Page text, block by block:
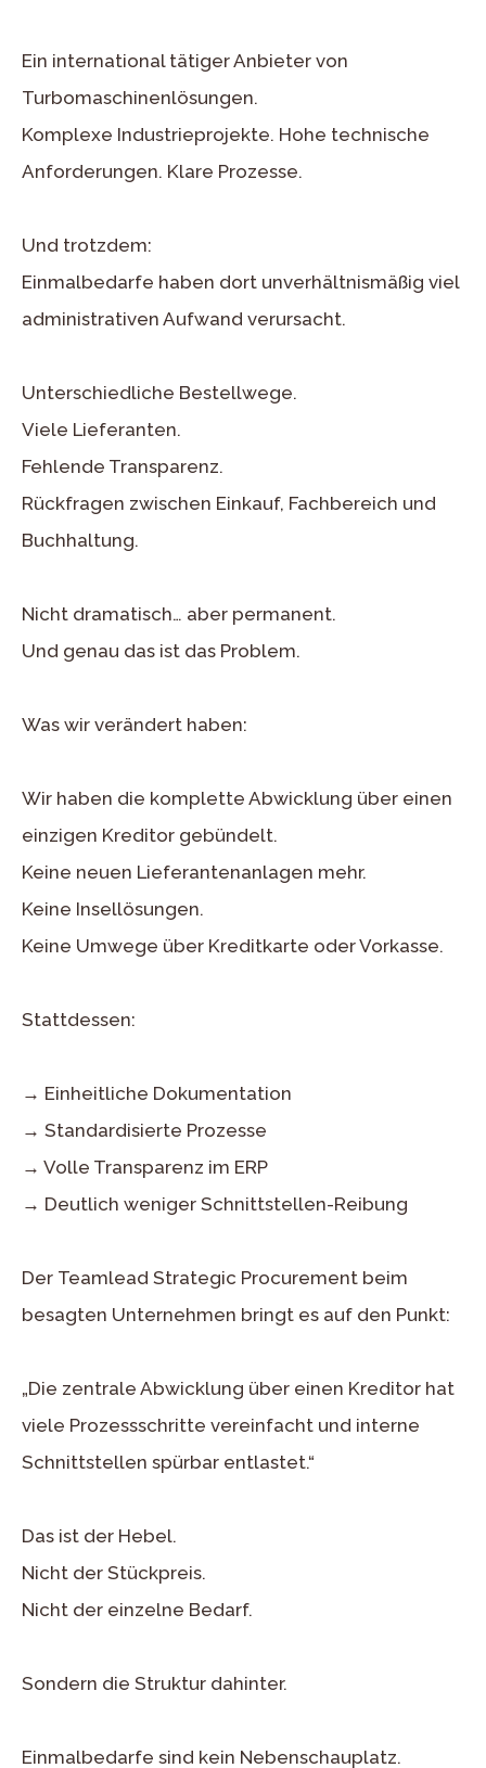
Ein international tätiger Anbieter von
Turbomaschinenlösungen.
Komplexe Industrieprojekte. Hohe technische
Anforderungen. Klare Prozesse.
Und trotzdem:
Einmalbedarfe haben dort unverhältnismäßig viel
administrativen Aufwand verursacht.
Unterschiedliche Bestellwege.
Viele Lieferanten.
Fehlende Transparenz.
Rückfragen zwischen Einkauf, Fachbereich und
Buchhaltung.
Nicht dramatisch… aber permanent.
Und genau das ist das Problem.
Was wir verändert haben:
Wir haben die komplette Abwicklung über einen
einzigen Kreditor gebündelt.
Keine neuen Lieferantenanlagen mehr.
Keine Insellösungen.
Keine Umwege über Kreditkarte oder Vorkasse.
Stattdessen:
→ Einheitliche Dokumentation
→ Standardisierte Prozesse
→ Volle Transparenz im ERP
→ Deutlich weniger Schnittstellen-Reibung
Der Teamlead Strategic Procurement beim
besagten Unternehmen bringt es auf den Punkt:
„Die zentrale Abwicklung über einen Kreditor hat
viele Prozessschritte vereinfacht und interne
Schnittstellen spürbar entlastet.“
Das ist der Hebel.
Nicht der Stückpreis.
Nicht der einzelne Bedarf.
Sondern die Struktur dahinter.
Einmalbedarfe sind kein Nebenschauplatz.